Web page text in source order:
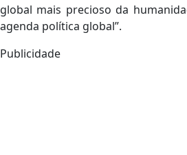
global mais precioso da
agenda política global”.
Publicidade